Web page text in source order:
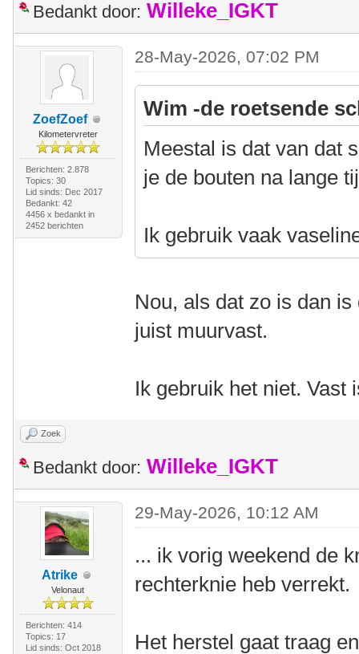
Bedankt door: Willeke_IGKT
ZoefZoef
Kilometervreter
Berichten: 2.878
Topics: 30
Lid sinds: Dec 2017
Bedankt: 42
4456 x bedankt in
2452 berichten
28-May-2026, 07:02 PM
Wim -de roetsende
Meestal is dat van dat
je de bouten na lange
Ik gebruik vaak
Nou, als dat zo is dan
juist muurvast.
Ik gebruik het niet. Vast
Zoek
Bedankt door: Willeke_IGKT
Atrike
Velonaut
Berichten: 414
Topics: 17
Lid sinds: Oct 2018
29-May-2026, 10:12 AM
... ik vorig weekend de
rechterknie heb verrekt.
Het herstel gaat traag